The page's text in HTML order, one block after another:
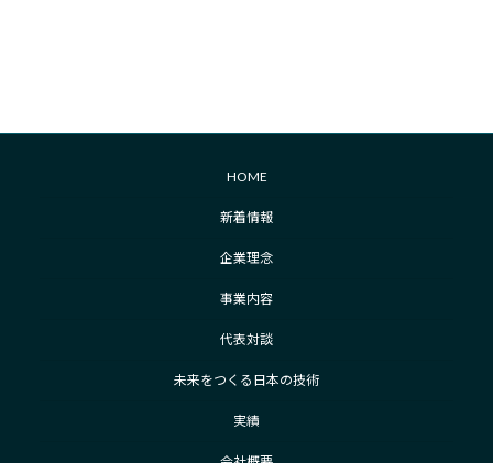
HOME
新着情報
企業理念
事業内容
代表対談
未来をつくる日本の技術
実績